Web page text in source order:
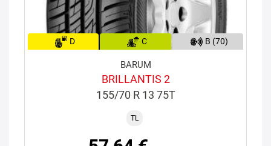
D C B (70)
BARUM
BRILLANTIS 2
155/70 R 13 75T
TL